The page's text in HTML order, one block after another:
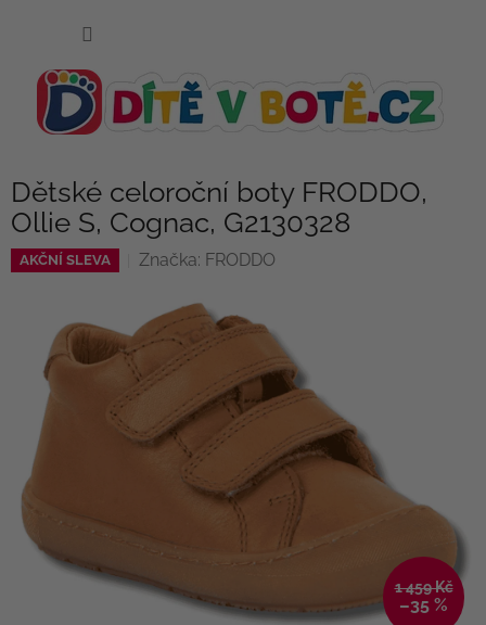
Dětské celoroční boty FRODDO,
Ollie S, Cognac, G2130328
AKČNÍ SLEVA Značka: FRODDO
1 459 Kč
–35 %